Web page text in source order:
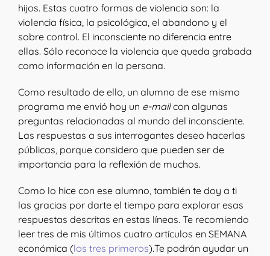
hijos. Estas cuatro formas de violencia son: la
violencia física, la psicológica, el abandono y el
sobre control. El inconsciente no diferencia entre
ellas. Sólo reconoce la violencia que queda grabada
como información en la persona.
Como resultado de ello, un alumno de ese mismo
programa me envió hoy un e-mailcon algunas
preguntas relacionadas al mundo del inconsciente.
Las respuestas a sus interrogantes deseo hacerlas
públicas, porque considero que pueden ser de
importancia para la reflexión de muchos.
Como lo hice con ese alumno, también te doy a ti
las gracias por darte el tiempo para explorar esas
respuestas descritas en estas líneas. Te recomiendo
leer tres de mis últimos cuatro artículos en SEMANA
económica (los tres primeros).Te podrán ayudar un